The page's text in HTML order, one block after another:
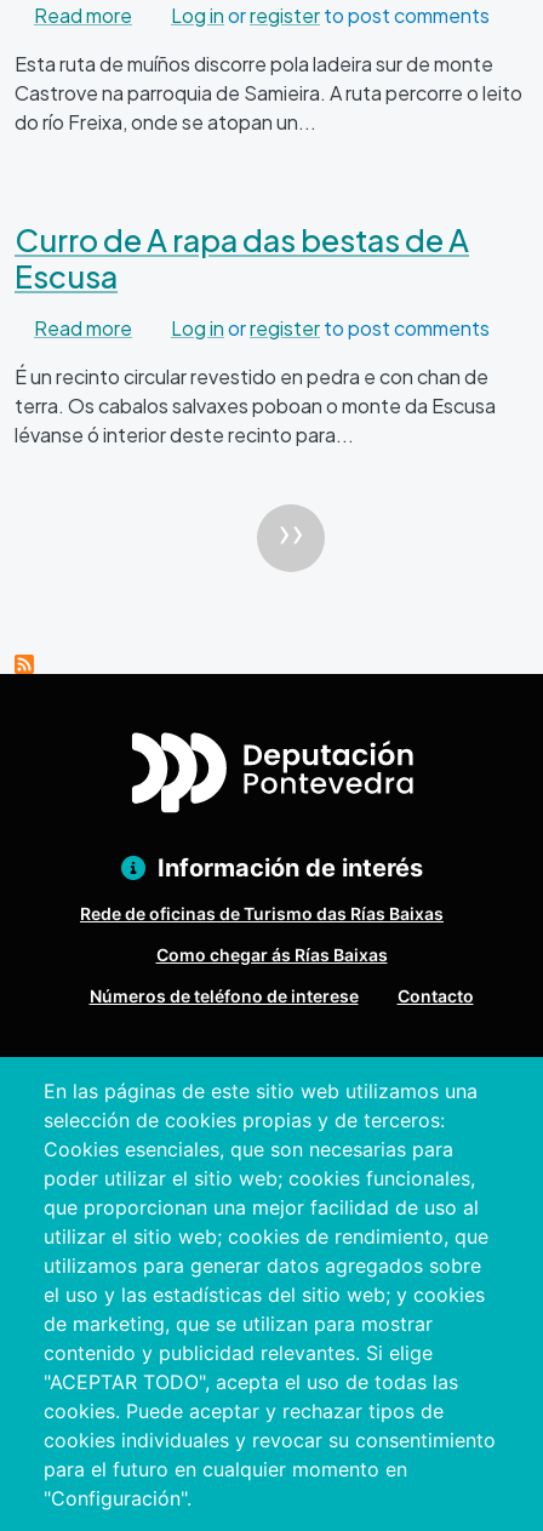
Read more about Ruta de los molinos de Samieira
Log inorregisterto post comments
Esta ruta de muíños discorre pola ladeira sur de monte
Castrove na parroquia de Samieira. A ruta percorre o leito
do río Freixa, onde se atopan un...
Curro de A rapa das bestas de A
Escusa
Read more about Curro de A rapa das bestas de A Escusa
Log inorregisterto post comments
É un recinto circular revestido en pedra e con chan de
terra. Os cabalos salvaxes poboan o monte da Escusa
lévanse ó interior deste recinto para...
Paxinación
Páxina
››
En las páginas de este sitio web utilizamos una
selección de cookies propias y de terceros:
Cookies esenciales, que son necesarias para
poder utilizar el sitio web; cookies funcionales,
que proporcionan una mejor facilidad de uso al
utilizar el sitio web; cookies de rendimiento, que
utilizamos para generar datos agregados sobre
el uso y las estadísticas del sitio web; y cookies
de marketing, que se utilizan para mostrar
contenido y publicidad relevantes. Si elige
"ACEPTAR TODO", acepta el uso de todas las
cookies. Puede aceptar y rechazar tipos de
cookies individuales y revocar su consentimiento
para el futuro en cualquier momento en
"Configuración".
Información de interés
Rede de oficinas de Turismo das Rías Baixas
Como chegar ás Rías Baixas
Números de teléfono de interese
Contacto
Pontevedra
+34 986 804 100 | +34 986 804 124
Copyright © 2026. Deputación Provincial de
Pontevedra.
Todos os dereitos reservados
Aviso
Accessibility